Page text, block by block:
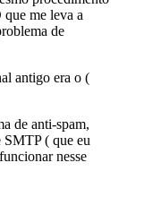
me leva a
de
antigo era o (
de anti-spam,
SMTP ( que eu
nesse